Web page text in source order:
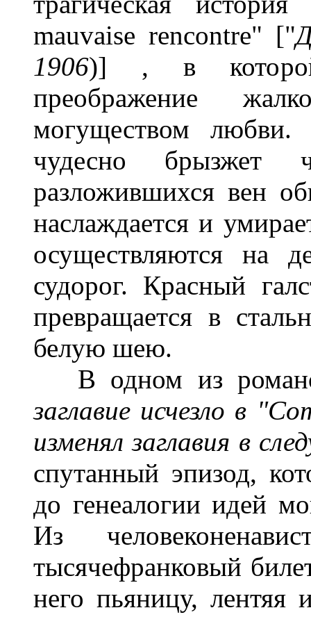
mauvaise rencontre" ["
1906)] , в
преображение
могуществом любви.
чудесно брызжет
разложившихся вен
наслаждается и
осуществляются на
судорог. Красный
превращается в
белую шею.
В одном из
заглавие исчезло в
изменял заглавия в
спутанный эпизод,
до генеалогии идей
Из
тысячефранковый
него пьяницу,